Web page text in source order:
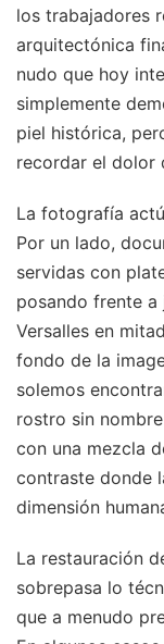
los trabajadores
arquitectónica
nudo que hoy
simplemente
piel histórica,
recordar el dolor
La fotografía
Por un lado,
servidas con
posando frente a
Versalles en
fondo de la
solemos
rostro sin
con una mezcla
contraste donde
dimensión
La restauración
sobrepasa lo
que a menudo